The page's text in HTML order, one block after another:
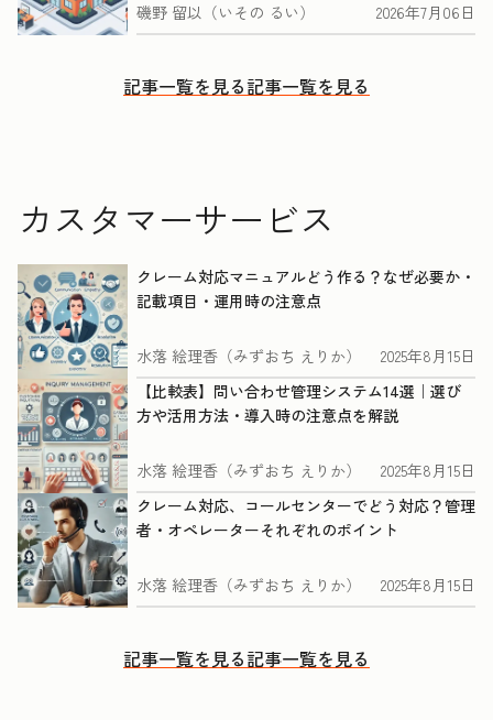
磯野 留以（いその るい） 2026年7月06日
記事一覧を見る記事一覧を見る
カスタマーサービス
クレーム対応マニュアルどう作る？なぜ必要か・
記載項目・運用時の注意点
水落 絵理香（みずおち えりか）
2025年8月15日
【比較表】問い合わせ管理システム14選｜選び
方や活用方法・導入時の注意点を解説
水落 絵理香（みずおち えりか）
2025年8月15日
クレーム対応、コールセンターでどう対応？管理
者・オペレーターそれぞれのポイント
水落 絵理香（みずおち えりか） 2025年8月15日
記事一覧を見る記事一覧を見る